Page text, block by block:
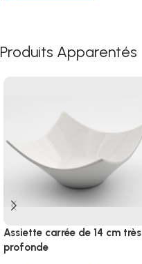
Produits Apparentés
Assiette carrée de 14 cm très
profonde